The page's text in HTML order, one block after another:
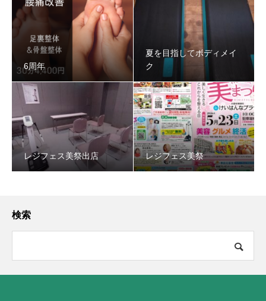
6周年
夏を目指してボディメイ
ク
レジフェス美祭出店 レジフェス美祭
検索